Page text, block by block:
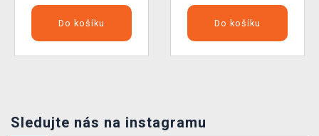
Do košíku Do košíku
Sledujte nás na instagramu